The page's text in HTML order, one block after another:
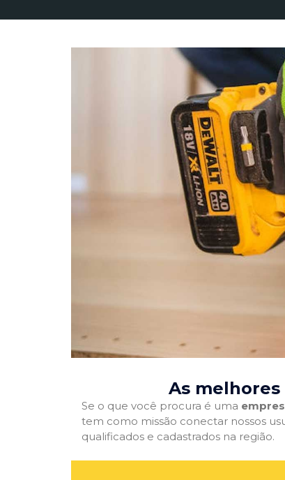
As
Se o que você procura é uma
tem como missão conectar nossos
qualificados e cadastrados na região.